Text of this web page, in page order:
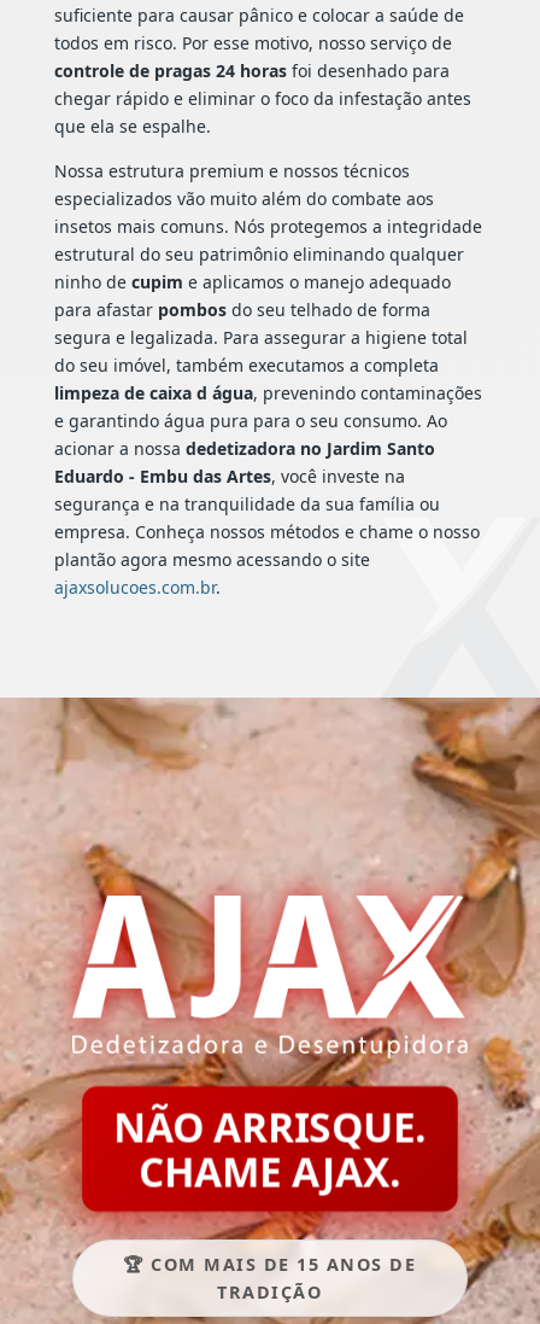
suficiente para causar pânico e colocar a saúde de
todos em risco. Por esse motivo, nosso serviço de
controle de pragas 24 horasfoi desenhado para
chegar rápido e eliminar o foco da infestação antes
que ela se espalhe.
Nossa estrutura premium e nossos técnicos
especializados vão muito além do combate aos
insetos mais comuns. Nós protegemos a integridade
estrutural do seu patrimônio eliminando qualquer
ninho de cupim e aplicamos o manejo adequado
para afastar pombosdo seu telhado de forma
segura e legalizada. Para assegurar a higiene total
do seu imóvel, também executamos a completa
limpeza de caixa d água, prevenindo contaminações
e garantindo água pura para o seu consumo. Ao
acionar a nossa dedetizadora no Jardim Santo
Eduardo - Embu das Artes, você investe na
segurança e na tranquilidade da sua família ou
empresa. Conheça nossos métodos e chame o nosso
plantão agora mesmo acessando o site
ajaxsolucoes.com.br.
NÃO ARRISQUE.
CHAME AJAX.
🏆 COM MAIS DE 15 ANOS DE
TRADIÇÃO